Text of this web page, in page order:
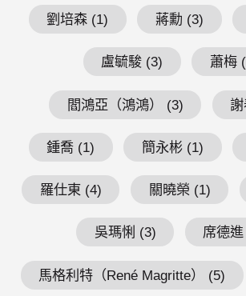
劉培森 (1) 蔣勳 (3)
盧毓駿 (3) 蕭梅
閻鴻亞（鴻鴻） (3)
鍾喬 (1) 簡永彬 (1)
羅仕東 (4) 關曉榮 (1)
吳瑪悧 (3) 席德
馬格利特（René Magritte） (5)